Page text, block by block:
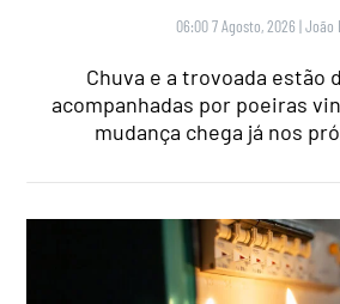
06:00 7 Agosto, 2026 |João
Chuva e a trovoada estão
acompanhadas por poeiras
mudança chega já nos